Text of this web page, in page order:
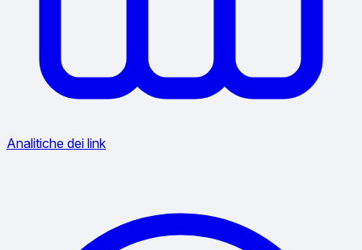
Analitiche dei link